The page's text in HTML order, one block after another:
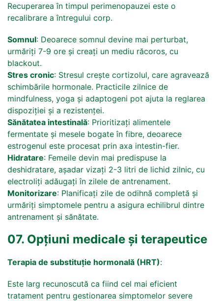
Recuperarea în timpul perimenopauzei este o
recalibrare a întregului corp.
Somnul: Deoarece somnul devine mai perturbat,
urmăriți 7-9 ore și creați un mediu răcoros, cu
blackout.
Stres cronic: Stresul crește cortizolul, care agravează
schimbările hormonale. Practicile zilnice de
mindfulness, yoga și adaptogeni pot ajuta la reglarea
dispoziției și a rezistenței.
Sănătatea intestinală: Prioritizați alimentele
fermentate și mesele bogate în fibre, deoarece
estrogenul este procesat prin axa intestin-fier.
Hidratare: Femeile devin mai predispuse la
deshidratare, așadar vizați 2-3 litri de lichid zilnic, cu
electroliți adăugați în zilele de antrenament.
Monitorizare: Planificați zile de odihnă completă și
urmăriți simptomele pentru a asigura echilibrul dintre
antrenament și sănătate.
07. Opțiuni medicale și terapeutice
Terapia de substituție hormonală (HRT):
Este larg recunoscută ca fiind cel mai eficient
tratament pentru gestionarea simptomelor severe